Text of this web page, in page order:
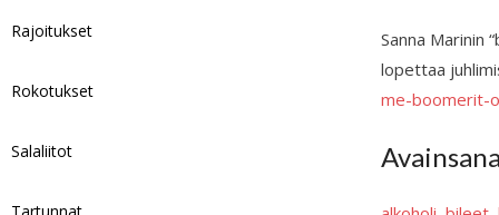
Sanna Marinin
lopettaa
me-boomerit-
Rajoitukset
Rokotukset
Salaliitot